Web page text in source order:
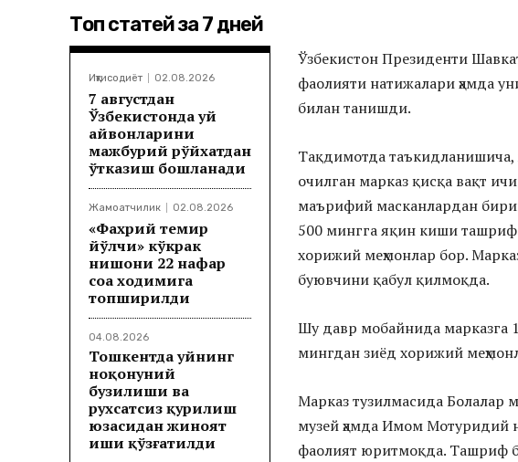
Топ статей за 7 дней
Иқтисодиёт 02.08.2026
7 августдан
Ўзбекистонда уй
ҳайвонларини
мажбурий рўйхатдан
ўтказиш бошланади
Жамоатчилик 02.08.2026
«Фахрий темир
йўлчи» кўкрак
нишони 22 нафар
соҳа ходимига
топширилди
04.08.2026
Тошкентда уйнинг
ноқонуний
бузилиши ва
рухсатсиз қурилиш
юзасидан жиноят
иши қўзғатилди
Ўзбекистон Президенти
фаолияти натижалари ҳамда
билан танишди.
Тақдимотда
очилган марказ қисқа вақт
маърифий масканлардан
500 мингга яқин киши ташриф
хорижий меҳмонлар бор.
буювчини қабул қилмоқда.
Шу давр мобайнида марказга
мингдан зиёд хорижий
Марказ тузилмасида
музей ҳамда Имом Мотуридий
фаолият юритмоқда. Ташриф